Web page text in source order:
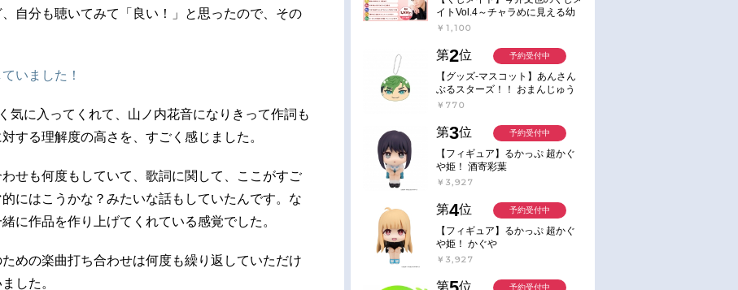
自分も聴いてみて「良い！」と思ったので、その
いました！
気に入ってくれて、山ノ内花音になりきって作詞も
する理解度の高さを、すごく感じました。
せも何度もしていて、歌詞に関して、ここがすご
にはこうかな？みたいな話もしていたんです。な
に作品を作り上げてくれている感覚でした。
めの楽曲打ち合わせは何度も繰り返していただけ
した。
イトVol.4～チャラめに見える幼
馴染、実は一途で独占欲が強いん
￥1,100
第2位
【グッズ-マスコット】あんさん
ぶるスターズ！！ おまんじゅう
にぎにぎマスコット ねくすと2
￥770
予約受付中
第3位
【フィギュア】るかっぷ 超かぐ
や姫！ 酒寄彩葉
￥3,927
予約受付中
第4位
【フィギュア】るかっぷ 超かぐ
や姫！ かぐや
￥3,927
予約受付中
第 位 予約受付中